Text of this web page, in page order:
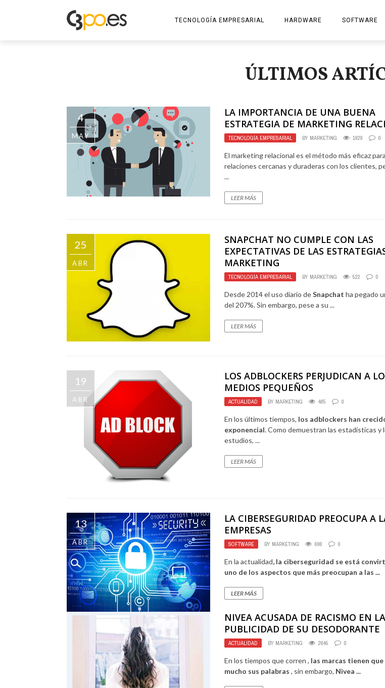
TECNOLOGÍA EMPRESARIAL
DALION STORE
PC GAMING 365
ORBIZALIA
BIZPILLS
SANTIAGO JIMENEZ BARRULL
HARDWARE SOFTWARE
ÚLTIMOS
4
MAY
LA IMPORTANCIA DE UNA BUENA
ESTRATEGIA DE MARKETING
TECNOLOGÍA EMPRESARIAL BY MARKETING 1929 0
El marketing relacional es el método más eficaz
relaciones cercanas y duraderas con los clientes,
...
LEER MÁS
25
ABR
SNAPCHAT NO CUMPLE CON LAS
EXPECTATIVAS DE LAS
MARKETING
TECNOLOGÍA EMPRESARIAL BY MARKETING 522 0
Desde 2014 el uso diario deSnapchat ha pegado
del 207%. Sin embargo, pese a su ...
LEER MÁS
19
ABR
LOS ADBLOCKERS PERJUDICAN A
MEDIOS PEQUEÑOS
ACTUALIDAD BY MARKETING 485 0
En los últimos tiempos, los adblockers han
exponencial. Como demuestran las estadísticas y
estudios, ...
LEER MÁS
13
ABR
LA CIBERSEGURIDAD PREOCUPA A
EMPRESAS
SOFTWARE BY MARKETING 696 0
En la actualidad, la ciberseguridad se está
uno de los aspectos que más preocupan a las ...
LEER MÁS
NIVEA ACUSADA DE RACISMO EN LA
PUBLICIDAD DE SU DESODORANTE
ACTUALIDAD BY MARKETING 2645 0
En los tiempos que corren , las marcas tienen
mucho sus palabras , sin embargo, Nivea ...